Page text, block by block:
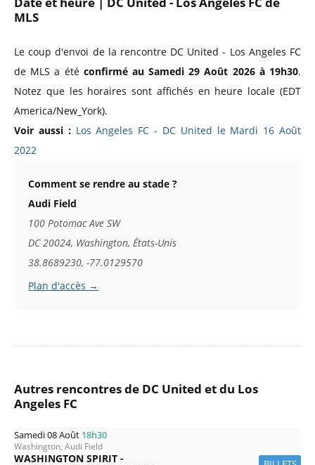
MLS
Le coup d'envoi de la rencontre DC United - Los Angeles FC
de MLS a été confirmé au Samedi 29 Août 2026 à 19h30.
Notez que les horaires sont affichés en heure locale (EDT
America/New_York).
Voir aussi : Los Angeles FC - DC United le Mardi 16 Août
2022
Comment se rendre au stade ?
Audi Field
100 Potomac Ave SW
DC 20024, Washington, États-Unis
38.8689230, -77.0129570
Plan d'accès →
Autres rencontres de DC United et du Los
Angeles FC
Samedi 08 Août 18h30
Washington, Audi Field
WASHINGTON SPIRIT -